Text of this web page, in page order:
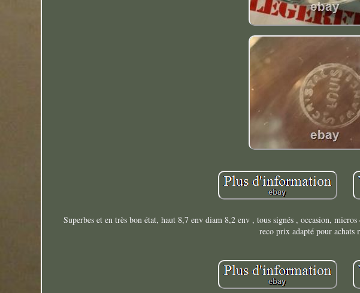
Superbes et en très bon état, haut 8,7 env diam 8,2 env , tous signés , occasion,
reco prix adapté pour achats